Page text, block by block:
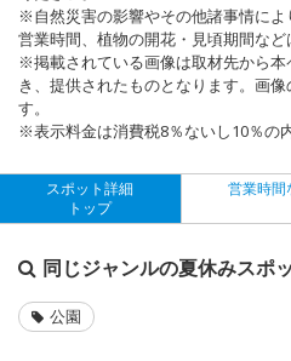
※自然災害の影響やその他諸事情に
営業時間、植物の開花・見頃期間など
※掲載されている画像は取材先から
き、提供されたものとなります。画
す。
※表示料金は消費税8％ないし10％の
スポット詳細
トップ
営業時間
同じジャンルの夏休みスポ
公園